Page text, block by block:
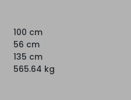
100 cm
56 cm
135 cm
565.64 kg